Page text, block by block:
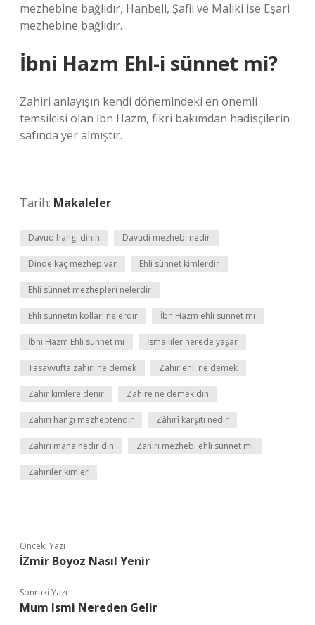
mezhebine bağlıdır, Hanbeli, Şafii ve Maliki ise Eşari
mezhebine bağlıdır.
İbni Hazm Ehl-i sünnet mi?
Zahiri anlayışın kendi dönemindeki en önemli
temsilcisi olan İbn Hazm, fikri bakımdan hadisçilerin
safında yer almıştır.
Tarih: Makaleler
Davud hangi dinin Davudi mezhebi nedir
Dinde kaç mezhep var Ehli sünnet kimlerdir
Ehli sünnet mezhepleri nelerdir
Ehli sünnetin kolları nelerdir İbn Hazm ehli sünnet mi
İbni Hazm Ehli sünnet mi İsmaililer nerede yaşar
Tasavvufta zahiri ne demek Zahir ehli ne demek
Zahir kimlere denir Zahire ne demek din
Zahiri hangi mezheptendir Zâhirî karşıtı nedir
Zahiri mana nedir din Zahiri mezhebi ehli sünnet mi
Zahiriler kimler
Önceki Yazı
İZmir Boyoz Nasıl Yenir
Sonraki Yazı
Mum Ismi Nereden Gelir